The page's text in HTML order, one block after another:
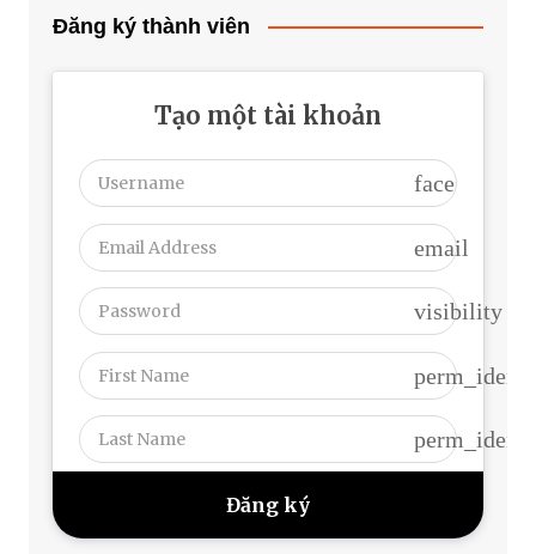
Đăng ký thành viên
Tạo một tài khoản
face
email
visibility